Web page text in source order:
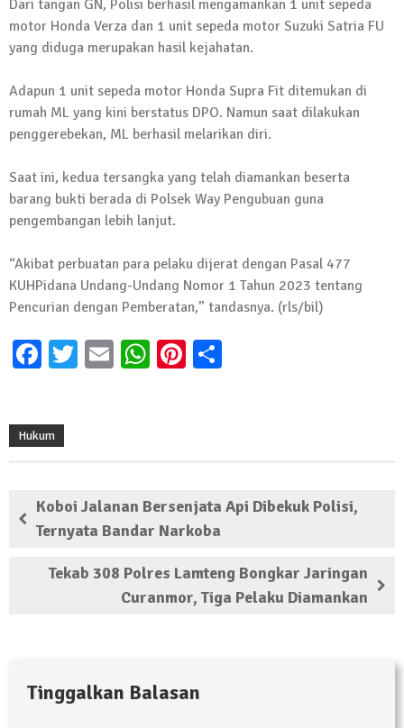
Dari tangan GN, Polisi berhasil mengamankan 1 unit sepeda
motor Honda Verza dan 1 unit sepeda motor Suzuki Satria FU
yang diduga merupakan hasil kejahatan.
Adapun 1 unit sepeda motor Honda Supra Fit ditemukan di
rumah ML yang kini berstatus DPO. Namun saat dilakukan
penggerebekan, ML berhasil melarikan diri.
Saat ini, kedua tersangka yang telah diamankan beserta
barang bukti berada di Polsek Way Pengubuan guna
pengembangan lebih lanjut.
“Akibat perbuatan para pelaku dijerat dengan Pasal 477
KUHPidana Undang-Undang Nomor 1 Tahun 2023 tentang
Pencurian dengan Pemberatan,” tandasnya. (rls/bil)
Facebook
Twitter
EmailWhatsApp
Pinterest
Hukum
Koboi Jalanan Bersenjata Api Dibekuk Polisi,
Ternyata Bandar Narkoba
Tekab 308 Polres Lamteng Bongkar Jaringan
Curanmor, Tiga Pelaku Diamankan
Tinggalkan Balasan